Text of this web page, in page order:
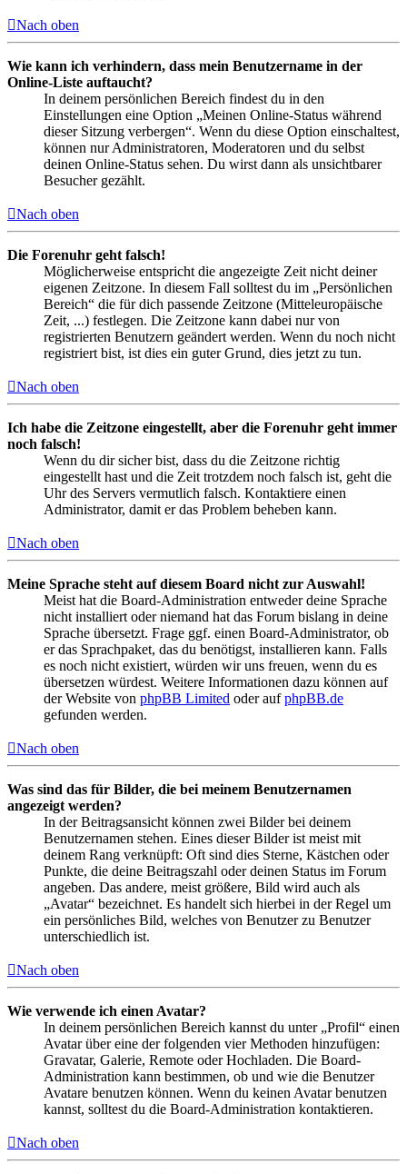
Nach oben
Wie kann ich verhindern, dass mein Benutzername in der
Online-Liste auftaucht?
In deinem persönlichen Bereich findest du in den
Einstellungen eine Option „Meinen Online-Status während
dieser Sitzung verbergen“. Wenn du diese Option einschaltest,
können nur Administratoren, Moderatoren und du selbst
deinen Online-Status sehen. Du wirst dann als unsichtbarer
Besucher gezählt.
Nach oben
Die Forenuhr geht falsch!
Möglicherweise entspricht die angezeigte Zeit nicht deiner
eigenen Zeitzone. In diesem Fall solltest du im „Persönlichen
Bereich“ die für dich passende Zeitzone (Mitteleuropäische
Zeit, ...) festlegen. Die Zeitzone kann dabei nur von
registrierten Benutzern geändert werden. Wenn du noch nicht
registriert bist, ist dies ein guter Grund, dies jetzt zu tun.
Nach oben
Ich habe die Zeitzone eingestellt, aber die Forenuhr geht immer
noch falsch!
Wenn du dir sicher bist, dass du die Zeitzone richtig
eingestellt hast und die Zeit trotzdem noch falsch ist, geht die
Uhr des Servers vermutlich falsch. Kontaktiere einen
Administrator, damit er das Problem beheben kann.
Nach oben
Meine Sprache steht auf diesem Board nicht zur Auswahl!
Meist hat die Board-Administration entweder deine Sprache
nicht installiert oder niemand hat das Forum bislang in deine
Sprache übersetzt. Frage ggf. einen Board-Administrator, ob
er das Sprachpaket, das du benötigst, installieren kann. Falls
es noch nicht existiert, würden wir uns freuen, wenn du es
übersetzen würdest. Weitere Informationen dazu können auf
der Website von phpBB Limited oder aufphpBB.de
gefunden werden.
Nach oben
Was sind das für Bilder, die bei meinem Benutzernamen
angezeigt werden?
In der Beitragsansicht können zwei Bilder bei deinem
Benutzernamen stehen. Eines dieser Bilder ist meist mit
deinem Rang verknüpft: Oft sind dies Sterne, Kästchen oder
Punkte, die deine Beitragszahl oder deinen Status im Forum
angeben. Das andere, meist größere, Bild wird auch als
„Avatar“ bezeichnet. Es handelt sich hierbei in der Regel um
ein persönliches Bild, welches von Benutzer zu Benutzer
unterschiedlich ist.
Nach oben
Wie verwende ich einen Avatar?
In deinem persönlichen Bereich kannst du unter „Profil“ einen
Avatar über eine der folgenden vier Methoden hinzufügen:
Gravatar, Galerie, Remote oder Hochladen. Die Board-
Administration kann bestimmen, ob und wie die Benutzer
Avatare benutzen können. Wenn du keinen Avatar benutzen
kannst, solltest du die Board-Administration kontaktieren.
Nach oben